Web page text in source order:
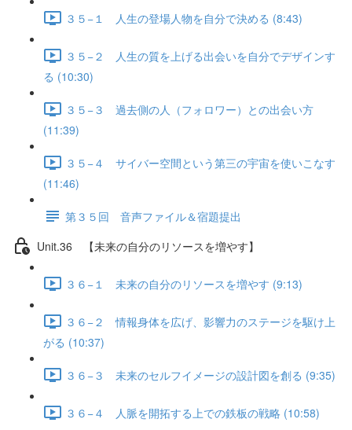
３５−１ 人生の登場人物を自分で決める (8:43)
３５−２ 人生の質を上げる出会いを自分でデザインす
る (10:30)
３５−３ 過去側の人（フォロワー）との出会い方
(11:39)
３５−４ サイバー空間という第三の宇宙を使いこなす
(11:46)
第３５回 音声ファイル＆宿題提出
Unit.36 【未来の自分のリソースを増やす】
３６−１ 未来の自分のリソースを増やす (9:13)
３６−２ 情報身体を広げ、影響力のステージを駆け上
がる (10:37)
３６−３ 未来のセルフイメージの設計図を創る (9:35)
３６−４ 人脈を開拓する上での鉄板の戦略 (10:58)